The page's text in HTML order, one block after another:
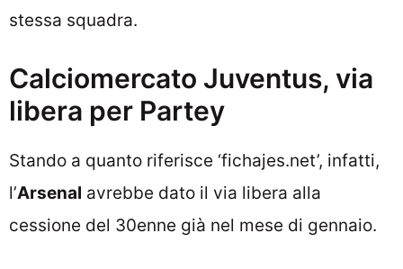
stessa squadra.
Calciomercato Juventus, via
libera per Partey
Stando a quanto riferisce ‘fichajes.net’, infatti,
l’Arsenal avrebbe dato il via libera alla
cessione del 30enne già nel mese di gennaio.